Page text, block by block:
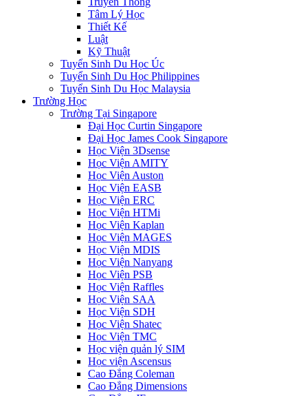
Tâm Lý Học
Thiết Kế
Luật
Kỹ Thuật
Tuyển Sinh Du Học Úc
Tuyển Sinh Du Học Philippines
Tuyển Sinh Du Học Malaysia
Trường Học
Trường Tại Singapore
Đại Học Curtin Singapore
Đại Học James Cook Singapore
Học Viện 3Dsense
Học Viện AMITY
Học Viện Auston
Học Viện EASB
Học Viện ERC
Học Viện HTMi
Học Viện Kaplan
Học Viện MAGES
Học Viện MDIS
Học Viện Nanyang
Học Viện PSB
Học Viện Raffles
Học Viện SAA
Học Viện SDH
Học Viện Shatec
Học Viện TMC
Học viện quản lý SIM
Học viện Ascensus
Cao Đẳng Coleman
Cao Đẳng Dimensions